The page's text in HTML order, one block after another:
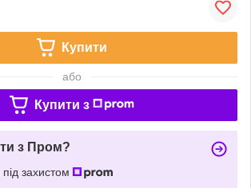
Купити
або
Купити з
з Пром?
захистом